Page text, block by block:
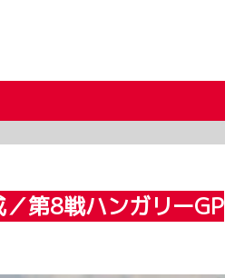
第8戦ハンガリーGP